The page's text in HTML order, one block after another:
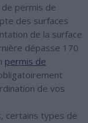
permis de
des surfaces
de la surface
dépasse 170
permis de
de vos
certains types de